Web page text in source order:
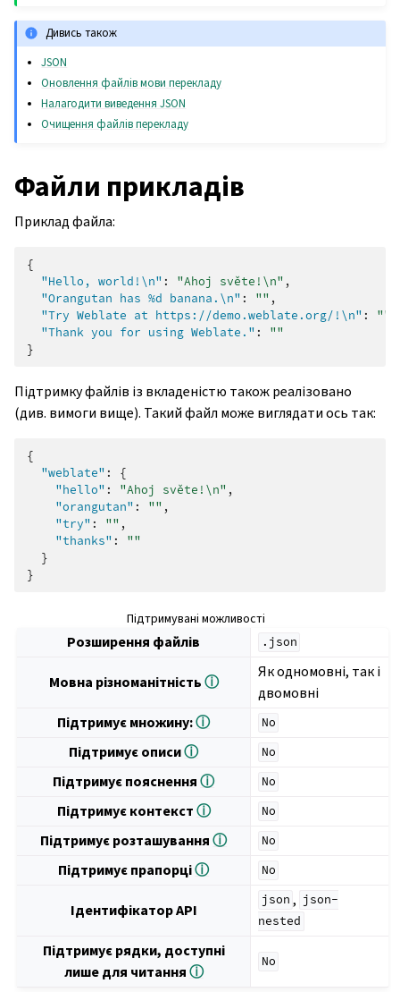
Дивись також
JSON
Оновлення файлів мови перекладу
Налагодити виведення JSON
Очищення файлів перекладу
Файли прикладів
Приклад файла:
{
"Hello, world!\n" : "Ahoj světe!\n" ,
"Orangutan has %d banana.\n" : "" ,
"Try Weblate at https://demo.weblate.org/!\n" : ""
"Thank you for using Weblate." :
""
}
Підтримку файлів із вкладеністю також реалізовано
(див. вимоги вище). Такий файл може виглядати ось так:
{
"weblate" :
{
"hello" : "Ahoj světe!\n" ,
"orangutan" : "" ,
"try" : "" ,
"thanks" :
""
}
}
Підтримувані можливості
Розширення файлів .json
Мовна різноманітністьⓘ
Як одномовні, так і
двомовні
Підтримує множину:ⓘ No
Підтримує описиⓘ No
Підтримує поясненняⓘ No
Підтримує контекстⓘ No
Підтримує розташуванняⓘ No
Підтримує прапорціⓘ No
Ідентифікатор API
json , json-
nested
Підтримує рядки, доступні
лише для читанняⓘ
No